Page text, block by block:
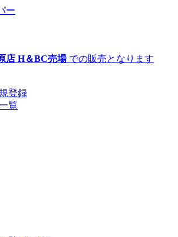
ー
店 H＆BC売場での販売となります
登録
覧